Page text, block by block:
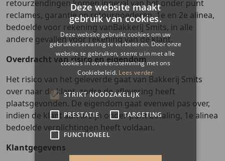
retourzendingen komen ingeval van het onder punt
reclames, garantie en retourgoederen, 1e en 2e alinea,
bedoelde voor rekening vanBakkerij Smits, in alle
andere gevallen voor rekening van de klant.
Overdracht van risico en eigendom
Het risico van het geleverde gaat van Bakkerij Smits
over naar de klant, zodra de aflevering heeft
plaatsgevonden. De eigendom gaat evenwel pas over,
indien de klant aan al zijn onder punt betaling, 1e alinea
bedoelde verplichtingen heeft voldaan.
Klantgegevens